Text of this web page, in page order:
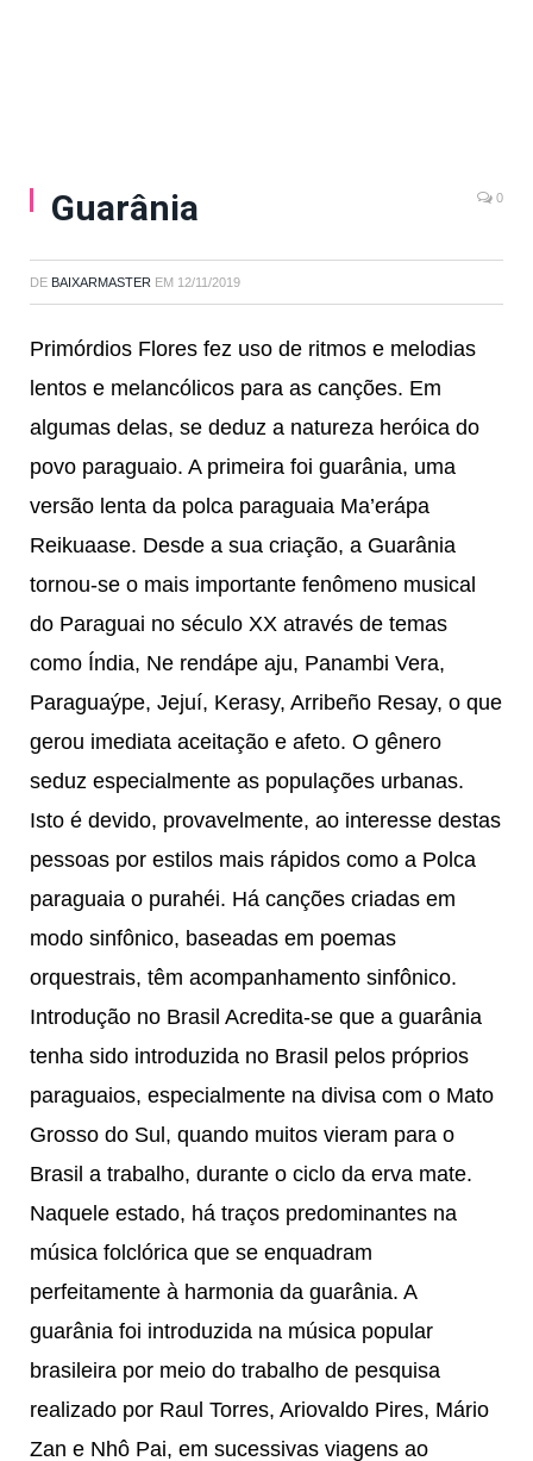
Guarânia 0
DE BAIXARMASTER EM 12/11/2019
Primórdios Flores fez uso de ritmos e melodias
lentos e melancólicos para as canções. Em
algumas delas, se deduz a natureza heróica do
povo paraguaio. A primeira foi guarânia, uma
versão lenta da polca paraguaia Ma’erápa
Reikuaase. Desde a sua criação, a Guarânia
tornou-se o mais importante fenômeno musical
do Paraguai no século XX através de temas
como Índia, Ne rendápe aju, Panambi Vera,
Paraguaýpe, Jejuí, Kerasy, Arribeño Resay, o que
gerou imediata aceitação e afeto. O gênero
seduz especialmente as populações urbanas.
Isto é devido, provavelmente, ao interesse destas
pessoas por estilos mais rápidos como a Polca
paraguaia o purahéi. Há canções criadas em
modo sinfônico, baseadas em poemas
orquestrais, têm acompanhamento sinfônico.
Introdução no Brasil Acredita-se que a guarânia
tenha sido introduzida no Brasil pelos próprios
paraguaios, especialmente na divisa com o Mato
Grosso do Sul, quando muitos vieram para o
Brasil a trabalho, durante o ciclo da erva mate.
Naquele estado, há traços predominantes na
música folclórica que se enquadram
perfeitamente à harmonia da guarânia. A
guarânia foi introduzida na música popular
brasileira por meio do trabalho de pesquisa
realizado por Raul Torres, Ariovaldo Pires, Mário
Zan e Nhô Pai, em sucessivas viagens ao